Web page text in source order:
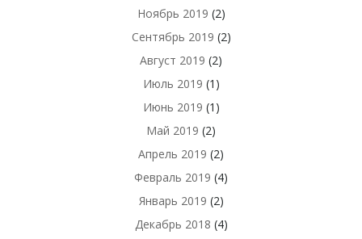
Ноябрь 2019 (2)
Сентябрь 2019 (2)
Август 2019 (2)
Июль 2019 (1)
Июнь 2019 (1)
Май 2019 (2)
Апрель 2019 (2)
Февраль 2019 (4)
Январь 2019 (2)
Декабрь 2018 (4)